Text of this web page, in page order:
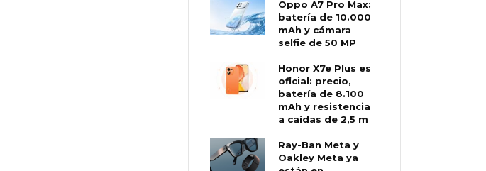
Oppo A7 Pro Max:
batería de 10.000
mAh y cámara
selfie de 50 MP
Honor X7e Plus es
oficial: precio,
batería de 8.100
mAh y resistencia
a caídas de 2,5 m
Ray-Ban Meta y
Oakley Meta ya